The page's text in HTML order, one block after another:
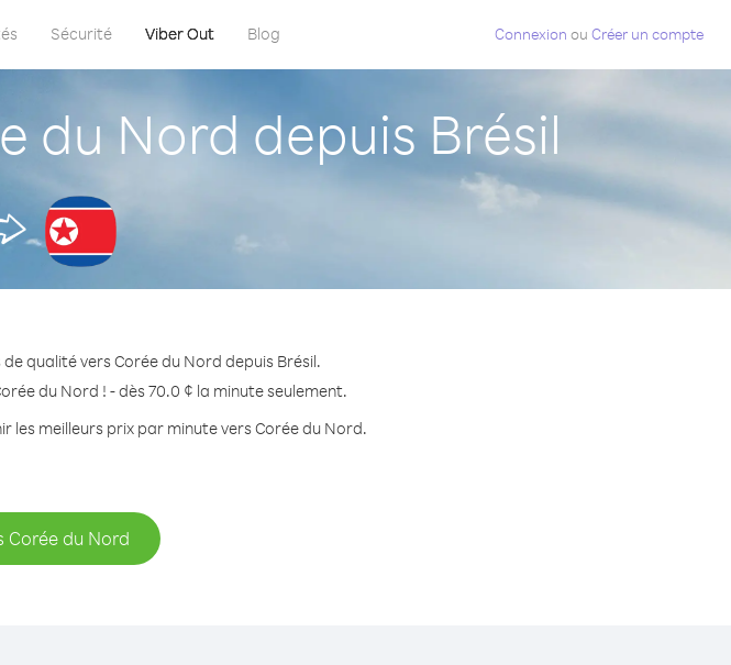
Sécurité Viber Out Blog Connexion ou Créer un compte
du Nord depuis Brésil
qualité vers Corée du Nord depuis Brésil.
du Nord ! - dès 70.0 ¢ la minute seulement.
les meilleurs prix par minute vers Corée du Nord.
Corée du Nord